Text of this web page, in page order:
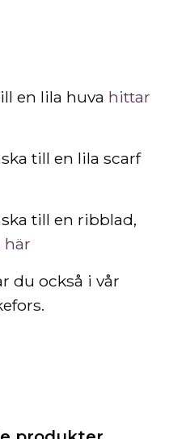
en lila huva hittar
till en lila scarf
till en ribblad,
här
du också i vår